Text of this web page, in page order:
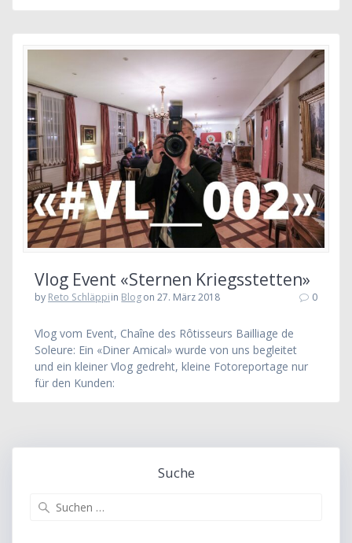
Vlog Event «Sternen Kriegsstetten»
by Reto Schläppiin Blogon 27. März 2018 0
Vlog vom Event, Chaîne des Rôtisseurs Bailliage de
Soleure: Ein «Diner Amical» wurde von uns begleitet
und ein kleiner Vlog gedreht, kleine Fotoreportage nur
für den Kunden:
Suche